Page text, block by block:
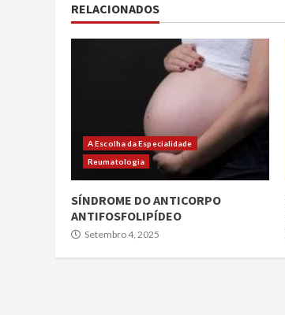
RELACIONADOS
A Escolha da Especialidade
Reumatologia
SÍNDROME DO ANTICORPO
ANTIFOSFOLIPÍDEO
Setembro 4, 2025